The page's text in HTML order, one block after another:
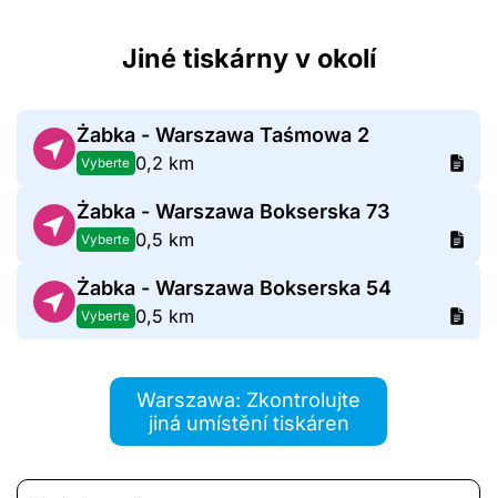
Jiné tiskárny v okolí
Żabka - Warszawa Taśmowa 2
Vyberte 0,2 km
Żabka - Warszawa Bokserska 73
Vyberte 0,5 km
Żabka - Warszawa Bokserska 54
Vyberte 0,5 km
Warszawa: Zkontrolujte
jiná umístění tiskáren